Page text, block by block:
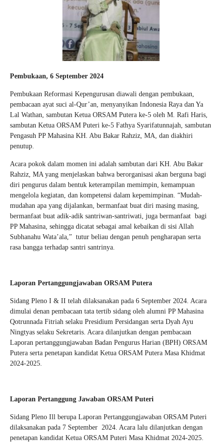
Pembukaan, 6 September 2024
Pembukaan Reformasi Kepengurusan diawali dengan pembukaan,
pembacaan ayat suci al-Qur’an, menyanyikan Indonesia Raya dan Ya
Lal Wathan, sambutan Ketua ORSAM Putera ke-5 oleh M. Rafi Haris,
sambutan Ketua ORSAM Puteri ke-5 Fathya Syarifatunnajah, sambutan
Pengasuh PP Mahasina KH. Abu Bakar Rahziz, MA, dan diakhiri
penutup.
Acara pokok dalam momen ini adalah sambutan dari KH. Abu Bakar
Rahziz, MA yang menjelaskan bahwa berorganisasi akan berguna bagi
diri pengurus dalam bentuk keterampilan memimpin, kemampuan
mengelola kegiatan, dan kompetensi dalam kepemimpinan. “Mudah-
mudahan apa yang dijalankan, bermanfaat buat diri masing masing,
bermanfaat buat adik-adik santriwan-santriwati, juga bermanfaat bagi
PP Mahasina, sehingga dicatat sebagai amal kebaikan di sisi Allah
Subhanahu Wata’ala,” tutur beliau dengan penuh pengharapan serta
rasa bangga terhadap santri­ santrinya.
Laporan Pertanggungjawaban ORSAM Putera
Sidang Pleno I & II telah dilaksanakan pada 6 September 2024. Acara
dimulai denan pembacaan tata tertib sidang oleh alumni PP Mahasina
Qotrunnada Fitriah selaku Presidium Persidangan serta Dyah Ayu
Ningtyas selaku Sekretaris. Acara dilanjutkan dengan pembacaan
Laporan pertanggungjawaban Badan Pengurus Harian (BPH) ORSAM
Putera serta penetapan kandidat Ketua ORSAM Putera Masa Khidmat
2024-2025.
Laporan Pertanggung Jawaban ORSAM Puteri
Sidang Pleno Ill berupa Laporan Pertanggungjawaban ORSAM Puteri
dilaksanakan pada 7 September 2024. Acara lalu dilanjutkan dengan
penetapan kandidat Ketua ORSAM Puteri Masa Khidmat 2024-2025.